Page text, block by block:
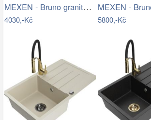
MEXEN - Bruno granitový dřez 1 s…
4030,-Kč 5800,-Kč